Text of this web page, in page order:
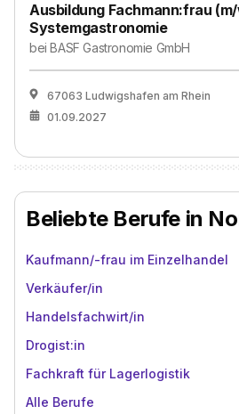
Ausbildung Fachmann:frau
Systemgastronomie
beiBASF Gastronomie GmbH
67063 Ludwigshafen am Rhein
01.09.2027
Beliebte Berufe in
Kaufmann/-frau im Einzelhandel
Verkäufer/in
Handelsfachwirt/in
Drogist:in
Fachkraft für Lagerlogistik
Alle Berufe